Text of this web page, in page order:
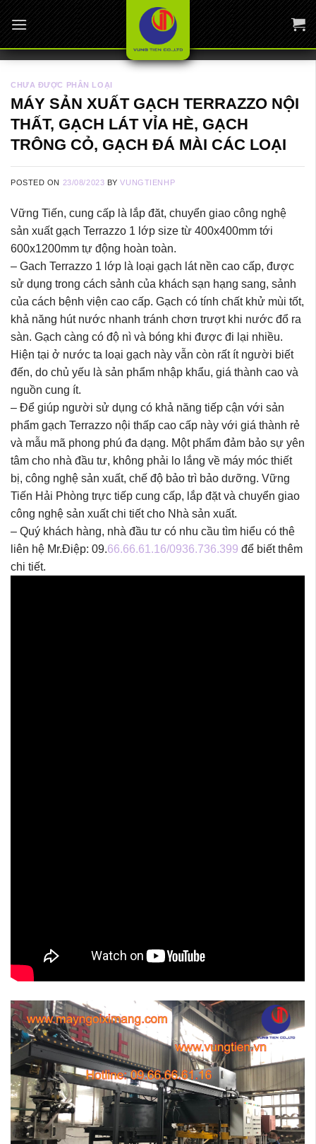
Skip
to
content
CHƯA ĐƯỢC PHÂN LOẠI
MÁY SẢN XUẤT GẠCH TERRAZZO NỘI
THẤT, GẠCH LÁT VỈA HÈ, GẠCH
TRÔNG CỎ, GẠCH ĐÁ MÀI CÁC LOẠI
POSTED ON 23/08/2023 BYVUNGTIENHP
Vững Tiến, cung cấp là lắp đăt, chuyển giao công nghệ
sản xuất gạch Terrazzo 1 lớp size từ 400x400mm tới
600x1200mm tự động hoàn toàn.
– Gach Terrazzo 1 lớp là loại gạch lát nền cao cấp, được
sử dụng trong cách sảnh của khách sạn hạng sang, sảnh
của cách bệnh viện cao cấp. Gạch có tính chất khử mùi tốt,
khả năng hút nước nhanh tránh chơn trượt khi nước đổ ra
sàn. Gạch càng có độ nì và bóng khi được đi lại nhiều.
Hiện tại ở nước ta loại gạch này vẫn còn rất ít người biết
đến, do chủ yếu là sản phẩm nhập khẩu, giá thành cao và
nguồn cung ít.
– Để giúp người sử dụng có khả năng tiếp cận với sản
phẩm gạch Terrazzo nội thấp cao cấp này với giá thành rẻ
và mẫu mã phong phú đa dạng. Một phẩm đảm bảo sự yên
tâm cho nhà đầu tư, không phải lo lắng về máy móc thiết
bị, công nghệ sản xuất, chế độ bảo trì bảo dưỡng. Vững
Tiến Hải Phòng trực tiếp cung cấp, lắp đặt và chuyển giao
công nghệ sản xuất chi tiết cho Nhà sản xuất.
– Quý khách hàng, nhà đầu tư có nhu cầu tìm hiểu có thê
liên hệ Mr.Điệp: 09.66.66.61.16/0936.736.399 để biết thêm
chi tiết.